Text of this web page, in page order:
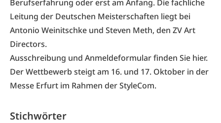
Berufserfahrung oder erst am Anfang. Die fachliche
Leitung der Deutschen Meisterschaften liegt bei
Antonio Weinitschke und Steven Meth, den ZV Art
Directors.
Ausschreibung und Anmeldeformular finden Sie hier.
Der Wettbewerb steigt am 16. und 17. Oktober in der
Messe Erfurt im Rahmen derStyleCom.
Stichwörter